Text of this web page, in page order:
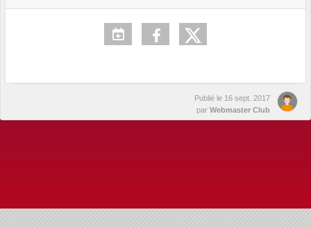
Publié le 16 sept. 2017
par Webmaster Club